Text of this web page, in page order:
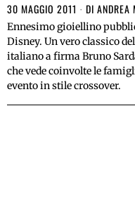
30 MAGGIO 2011 DI ANDREA
Ennesimo gioiellino
Disney. Un vero classico
italiano a firma Bruno
che vede coinvolte le
evento in stile crossover.